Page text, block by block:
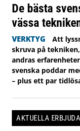
De bästa
vässa
VERKTYG
Att
skruva på
andras
svenska poddar
– plus ett par
AKTUELLA